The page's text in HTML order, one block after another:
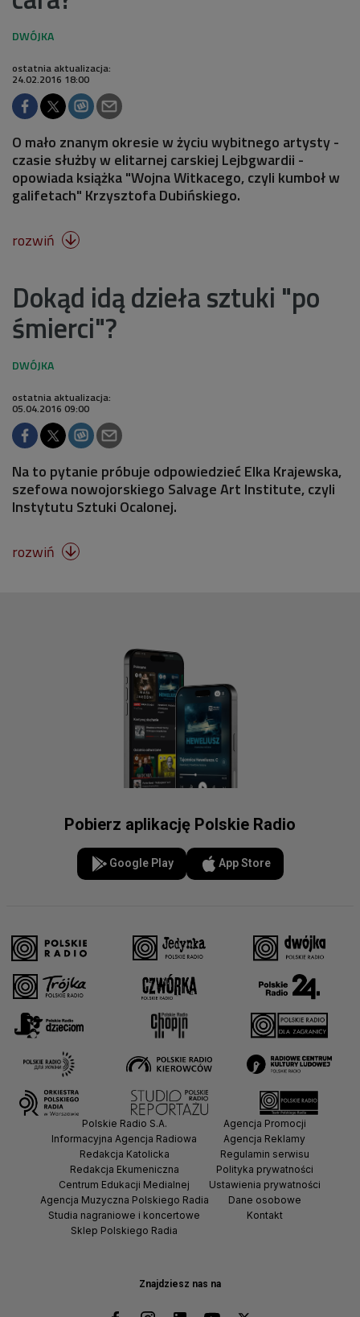
ostatnia aktualizacja:
24.02.2016 18:00
O mało znanym okresie w życiu wybitnego artysty -
czasie służby w elitarnej carskiej Lejbgwardii -
opowiada książka "Wojna Witkacego, czyli kumboł w
galifetach" Krzysztofa Dubińskiego.
rozwiń 
Dokąd idą dzieła sztuki "po
śmierci"?
ostatnia aktualizacja:
05.04.2016 09:00
Na to pytanie próbuje odpowiedzieć Elka Krajewska,
szefowa nowojorskiego Salvage Art Institute, czyli
Instytutu Sztuki Ocalonej.
rozwiń 
Pobierz aplikację Polskie Radio
Google Play App Store
Znajdziesz nas na
Polskie Radio S.A.
Informacyjna Agencja Radiowa
Redakcja Katolicka
Redakcja Ekumeniczna
Centrum Edukacji Medialnej
Agencja Muzyczna Polskiego Radia
Studia nagraniowe i koncertowe
Sklep Polskiego Radia
Agencja Promocji
Agencja Reklamy
Regulamin serwisu
Polityka prywatności
Ustawienia prywatności
Dane osobowe
Kontakt